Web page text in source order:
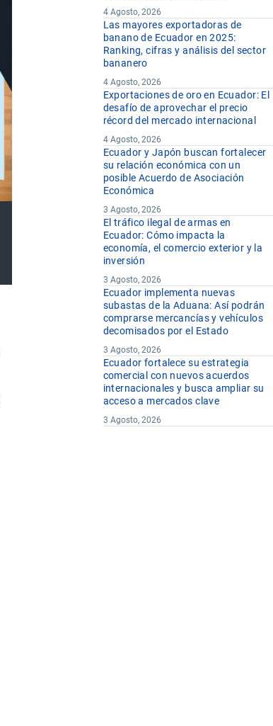
4 Agosto, 2026
Las mayores exportadoras de
banano de Ecuador en 2025:
Ranking, cifras y análisis del sector
bananero
4 Agosto, 2026
Exportaciones de oro en Ecuador: El
desafío de aprovechar el precio
récord del mercado internacional
4 Agosto, 2026
Ecuador y Japón buscan fortalecer
su relación económica con un
posible Acuerdo de Asociación
Económica
3 Agosto, 2026
El tráfico ilegal de armas en
Ecuador: Cómo impacta la
economía, el comercio exterior y la
inversión
3 Agosto, 2026
Ecuador implementa nuevas
subastas de la Aduana: Así podrán
comprarse mercancías y vehículos
decomisados por el Estado
3 Agosto, 2026
Ecuador fortalece su estrategia
comercial con nuevos acuerdos
internacionales y busca ampliar su
acceso a mercados clave
3 Agosto, 2026